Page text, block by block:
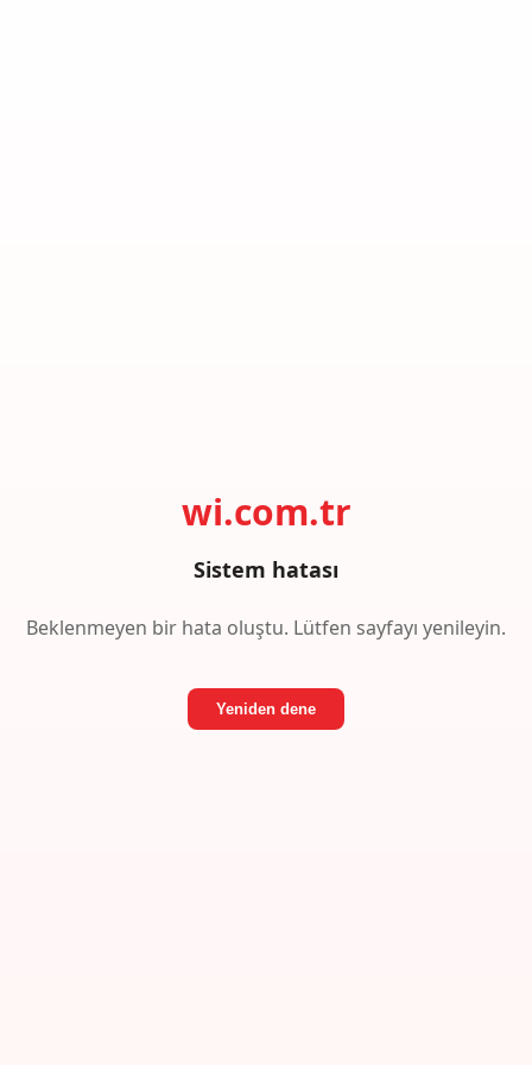
wi.com.tr
Sistem hatası
Beklenmeyen bir hata oluştu. Lütfen sayfayı yenileyin.
Yeniden dene